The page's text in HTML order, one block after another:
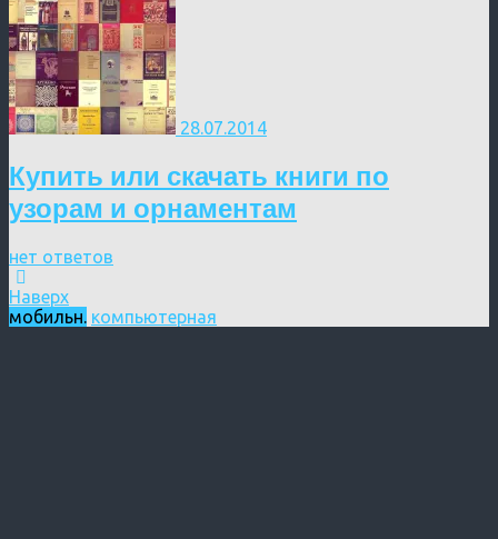
28.07.2014
Купить или скачать книги по
узорам и орнаментам
нет ответов
Наверх
мобильн. компьютерная